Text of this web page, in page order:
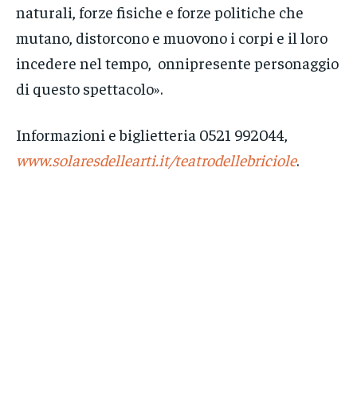
naturali, forze fisiche e forze politiche che
mutano, distorcono e muovono i corpi e il loro
incedere nel tempo, onnipresente personaggio
di questo spettacolo».
Informazioni e biglietteria 0521 992044,
www.solaresdellearti.it/teatrodellebriciole.